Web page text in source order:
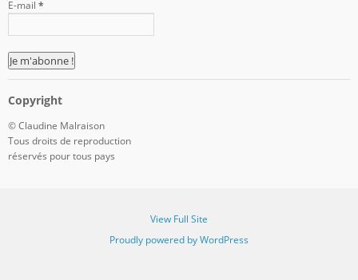
E-mail *
Copyright
© Claudine Malraison
Tous droits de reproduction
réservés pour tous pays
View Full Site
Proudly powered by WordPress